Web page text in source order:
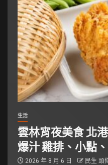
生活
雲林宵夜美食 北
爆汁 雞排、小點
2026 年 8 月 6 日 民生 頭